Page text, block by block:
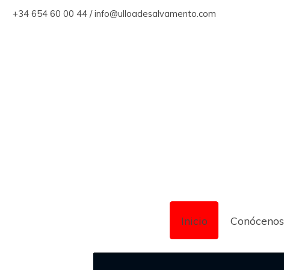
+34 654 60 00 44 / info@ulloadesalvamento.com
Inicio Conócenos